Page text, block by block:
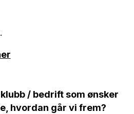
/ bedrift som ønsker
hvordan går vi frem?